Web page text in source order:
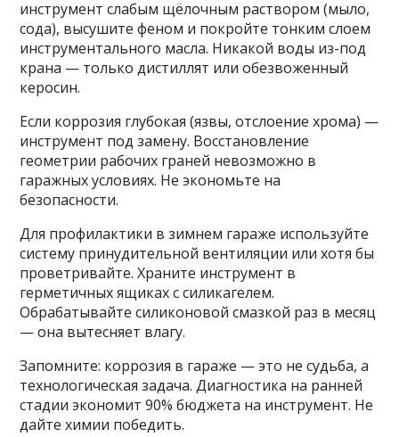
инструмент слабым щёлочным раствором (мыло,
сода), высушите феном и покройте тонким слоем
инструментального масла. Никакой воды из-под
крана — только дистиллят или обезвоженный
керосин.
Если коррозия глубокая (язвы, отслоение хрома) —
инструмент под замену. Восстановление
геометрии рабочих граней невозможно в
гаражных условиях. Не экономьте на
безопасности.
Для профилактики в зимнем гараже используйте
систему принудительной вентиляции или хотя бы
проветривайте. Храните инструмент в
герметичных ящиках с силикагелем.
Обрабатывайте силиконовой смазкой раз в месяц
— она вытесняет влагу.
Запомните: коррозия в гараже — это не судьба, а
технологическая задача. Диагностика на ранней
стадии экономит 90% бюджета на инструмент. Не
дайте химии победить.